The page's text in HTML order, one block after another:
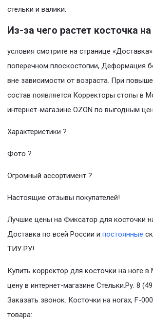
стельки и валики.
Из-за чего растет косточка на
условия смотрите на странице
поперечном плоскостопии, Деформация
вне зависимости от возраста. При
состав появляется Корректоры стопы в
интернет-магазине OZON по выгодным
Характеристики ?
Фото ?
Огромный ассортимент ?
Настоящие отзывы покупателей!
Лучшие цены на Фиксатор для косточки
Доставка по всей России и постоянные
ТИУ РУ!
Купить корректор для косточки на ноге в
цену в интернет-магазине Стельки.Ру. 8
Заказать звонок. Косточки на ногах, F-
товара: